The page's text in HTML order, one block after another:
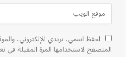
احفظ اسمي، بريدي الإلكتروني،
المتصفح لاستخدامها المرة المقبلة في